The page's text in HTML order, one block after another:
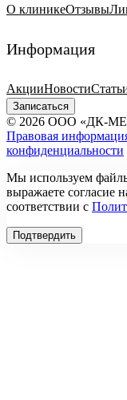
О клиникеОтзывы
Информация
АкцииНовости
Записаться
© 2026 ООО «ДК-
Правовая
конфиденциальности
Мы используем
выражаете согласие
соответствии с
Подтвердить